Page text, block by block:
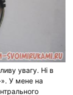
увагу. Ні в
». У мене на